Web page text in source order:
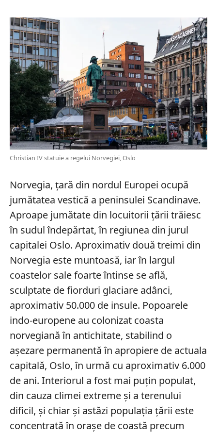
Christian IV statuie a regelui Norvegiei, Oslo
Norvegia, țară din nordul Europei ocupă
jumătatea vestică a peninsulei Scandinave.
Aproape jumătate din locuitorii țării trăiesc
în sudul îndepărtat, în regiunea din jurul
capitalei Oslo. Aproximativ două treimi din
Norvegia este muntoasă, iar în largul
coastelor sale foarte întinse se află,
sculptate de fiorduri glaciare adânci,
aproximativ 50.000 de insule. Popoarele
indo-europene au colonizat coasta
norvegiană în antichitate, stabilind o
așezare permanentă în apropiere de actuala
capitală, Oslo, în urmă cu aproximativ 6.000
de ani. Interiorul a fost mai puțin populat,
din cauza climei extreme și a terenului
dificil, și chiar și astăzi populația țării este
concentrată în orașe de coastă precum